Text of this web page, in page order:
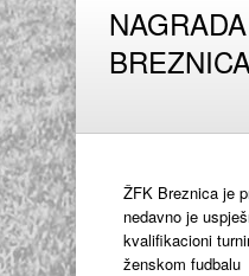
ŽFK Breznica je
nedavno je
kvalifikacioni
ženskom fudbalu